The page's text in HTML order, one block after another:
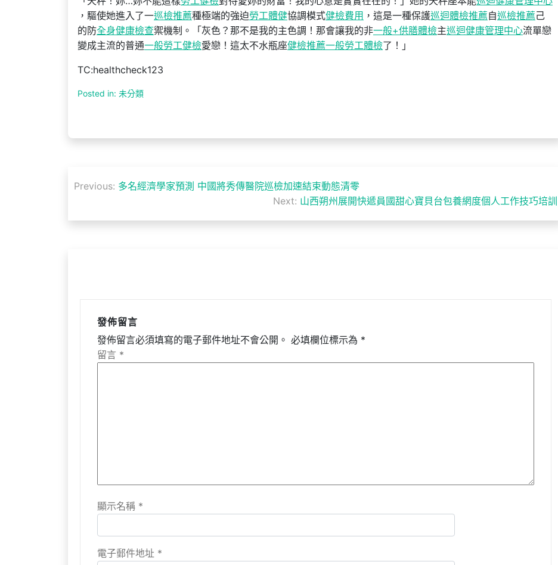
，驅使她進入了一巡檢推薦種極端的強迫勞工體健協調模式健檢費用 ，這是一種保護巡迴體檢推薦自巡檢推薦己
的防全身健康檢查禦機制。「灰色？那不是我的主色調！那會讓我的非一般+供膳體檢主巡迴健康管理中心流單戀
變成主流的普通一般勞工健檢愛戀！這太不水瓶座健檢推薦一般勞工體檢了！」
TC:healthcheck123
Posted in: 未分類
文
導
Previous: 多名經濟學家預測 中國將秀傳醫院巡檢加速結束動態清零
Next: 山西朔州展開快遞員國甜心寶貝台包養網度個人工作技巧培訓
發佈留言
發佈留言必須填寫的電子郵件地址不會公開。 必填欄位標示為 *
留言 *
顯示名稱 *
電子郵件地址 *